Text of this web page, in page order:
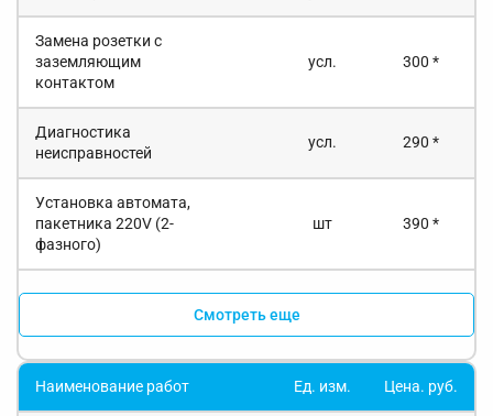
Замена розетки с
заземляющим
контактом
усл. 300 *
Диагностика
неисправностей
усл. 290 *
Установка автомата,
пакетника 220V (2-
фазного)
шт 390 *
Смотреть еще
Наименование работ Ед. изм. Цена. руб.